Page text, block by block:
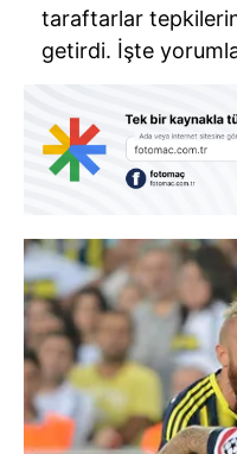
taraftarlar
getirdi. İşte